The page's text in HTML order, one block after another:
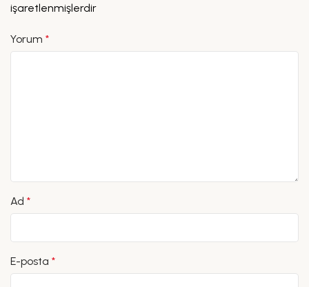
işaretlenmişlerdir
Yorum *
Ad *
E-posta *